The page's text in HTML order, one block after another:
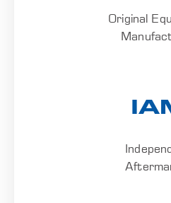
Original